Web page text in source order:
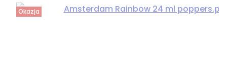
Okazja